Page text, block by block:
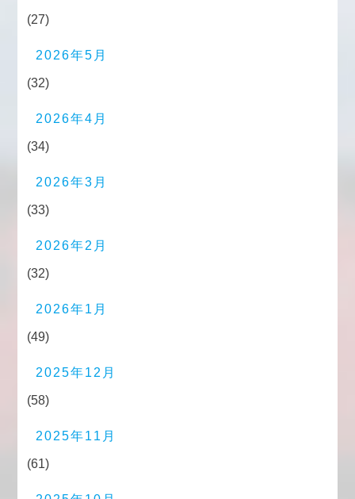
(27)
2026年5月
(32)
2026年4月
(34)
2026年3月
(33)
2026年2月
(32)
2026年1月
(49)
2025年12月
(58)
2025年11月
(61)